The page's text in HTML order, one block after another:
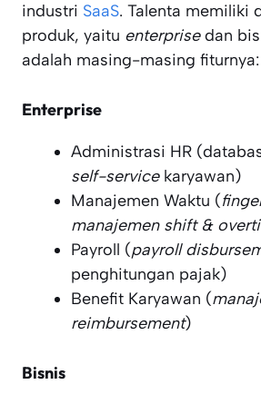
industri SaaS. Talenta memiliki
produk, yaitu enterprisedan
adalah masing-masing fiturnya:
Enterprise
Administrasi HR
self-servicekaryawan)
Manajemen Waktu (
manajemen shift &
Payroll (payroll
penghitungan pajak)
Benefit Karyawan (
reimbursement)
Bisnis